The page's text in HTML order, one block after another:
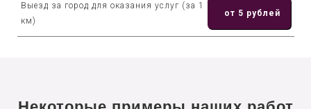
Выезд за город для оказания услуг (за 1
км)
от 5 рублей